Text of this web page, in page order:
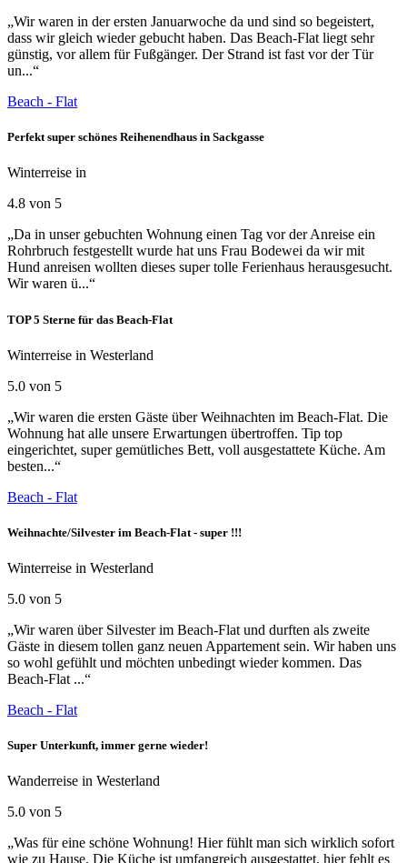
„Wir waren in der ersten Januarwoche da und sind so begeistert,
dass wir gleich wieder gebucht haben. Das Beach-Flat liegt sehr
günstig, vor allem für Fußgänger. Der Strand ist fast vor der Tür
un...“
Beach - Flat
Perfekt super schönes Reihenendhaus in Sackgasse
Winterreise in
4.8 von 5
„Da in unser gebuchten Wohnung einen Tag vor der Anreise ein
Rohrbruch festgestellt wurde hat uns Frau Bodewei da wir mit
Hund anreisen wollten dieses super tolle Ferienhaus herausgesucht.
Wir waren ü...“
TOP 5 Sterne für das Beach-Flat
Winterreise in Westerland
5.0 von 5
„Wir waren die ersten Gäste über Weihnachten im Beach-Flat. Die
Wohnung hat alle unsere Erwartungen übertroffen. Tip top
eingerichtet, super gemütliches Bett, voll ausgestattete Küche. Am
besten...“
Beach - Flat
Weihnachte/Silvester im Beach-Flat - super !!!
Winterreise in Westerland
5.0 von 5
„Wir waren über Silvester im Beach-Flat und durften als zweite
Gäste in diesem tollen ganz neuen Appartement sein. Wir haben uns
so wohl gefühlt und möchten unbedingt wieder kommen. Das
Beach-Flat ...“
Beach - Flat
Super Unterkunft, immer gerne wieder!
Wanderreise in Westerland
5.0 von 5
„Was für eine schöne Wohnung! Hier fühlt man sich wirklich sofort
wie zu Hause. Die Küche ist umfangreich ausgestattet, hier fehlt es